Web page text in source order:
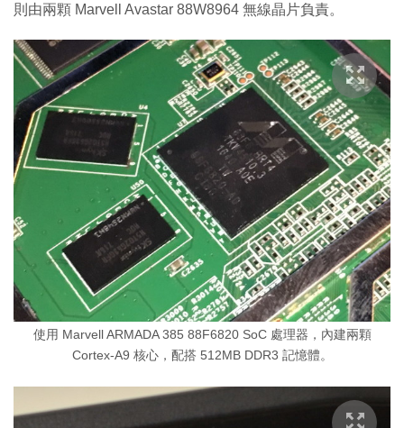
則由兩顆 Marvell Avastar 88W8964 無線晶片負責。
使用 Marvell ARMADA 385 88F6820 SoC 處理器，內建兩顆
Cortex-A9 核心，配搭 512MB DDR3 記憶體。